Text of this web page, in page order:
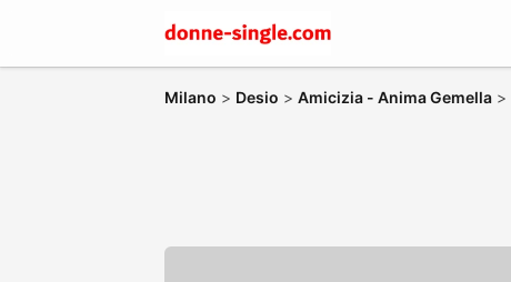
Milano > Desio > Amicizia - Anima Gemella >